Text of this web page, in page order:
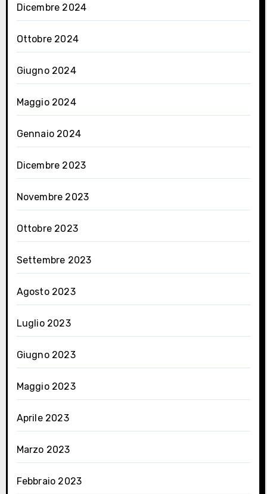
Dicembre 2024
Ottobre 2024
Giugno 2024
Maggio 2024
Gennaio 2024
Dicembre 2023
Novembre 2023
Ottobre 2023
Settembre 2023
Agosto 2023
Luglio 2023
Giugno 2023
Maggio 2023
Aprile 2023
Marzo 2023
Febbraio 2023